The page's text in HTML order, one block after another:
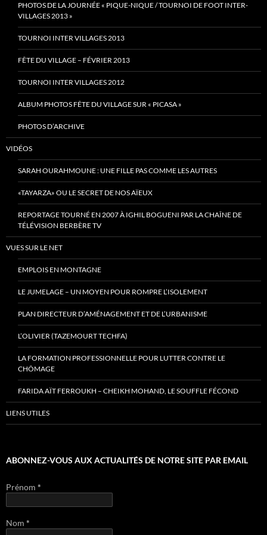
PHOTOS DE LA JOURNÉE « PIQUE-NIQUE / TOURNOI DE FOOT INTER-
VILLAGES 2013 »
TOURNOI INTER VILLAGES 2013
FÊTE DU VILLAGE – FÉVRIER 2013
TOURNOI INTER VILLAGES 2012
ALBUM PHOTOS FÊTE DU VILLAGE SUR « PICASA »
PHOTOS D’ARCHIVE
VIDÉOS
SARAH OURAHMOUNE : UNE FILLE PAS COMME LES AUTRES
«TAYARZA» OU LE SECRET DE NOS AÏEUX
REPORTAGE TOURNÉ EN 2007 À IGHIL BOGUENI PAR LA CHAÎNE DE
TÉLÉVISION BERBÈRE TV
VUES SUR LE NET
EMPLOIS EN MONTAGNE
LE JUMELAGE – UN MOYEN POUR ROMPRE L’ISOLEMENT
PLAN DIRECTEUR D’AMÉNAGEMENT ET DE L’URBANISME
L’OLIVIER (TAZEMOURT TECHFA)
LA FORMATION PROFESSIONNELLE POUR LUTTER CONTRE LE
CHÔMAGE
FARIDA AÏT FERROUKH – CHEIKH MOHAND, LE SOUFFLE FÉCOND
LIENS UTILES
ABONNEZ-VOUS AUX ACTUALITÉS DE NOTRE SITE PAR EMAIL
Prénom *
Nom *